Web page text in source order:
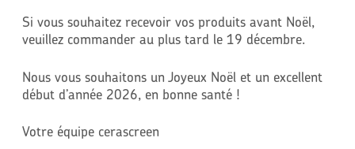
Si vous souhaitez recevoir vos produits avant Noël,
veuillez commander au plus tard le 19 décembre.
Nous vous souhaitons un Joyeux Noël et un excellent
début d’année 2026, en bonne santé !
Votre équipe cerascreen